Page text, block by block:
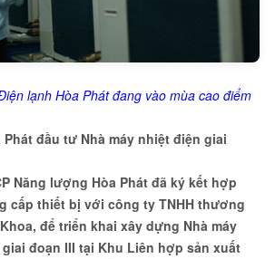
lạnh Hòa Phát đang vào mùa cao điểm
đầu tư Nhà máy nhiệt điện giai
Năng lượng Hòa Phát đã ký kết hợp
cấp thiết bị với công ty TNHH thương
để triển khai xây dựng Nhà máy
đoạn III tại Khu Liên hợp sản xuất